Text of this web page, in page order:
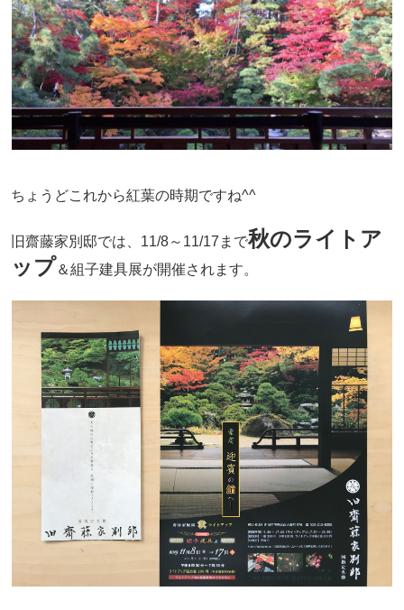
ちょうどこれから紅葉の時期ですね^^
旧齋藤家別邸では、11/8～11/17まで秋のライトア
ップ＆組子建具展が開催されます。